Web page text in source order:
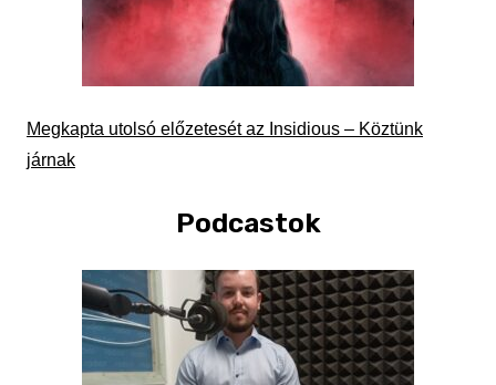
Megkapta utolsó előzetesét az Insidious – Köztünk
járnak
Podcastok